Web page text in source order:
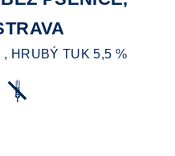
HRUBÝ TUK 5,5 %